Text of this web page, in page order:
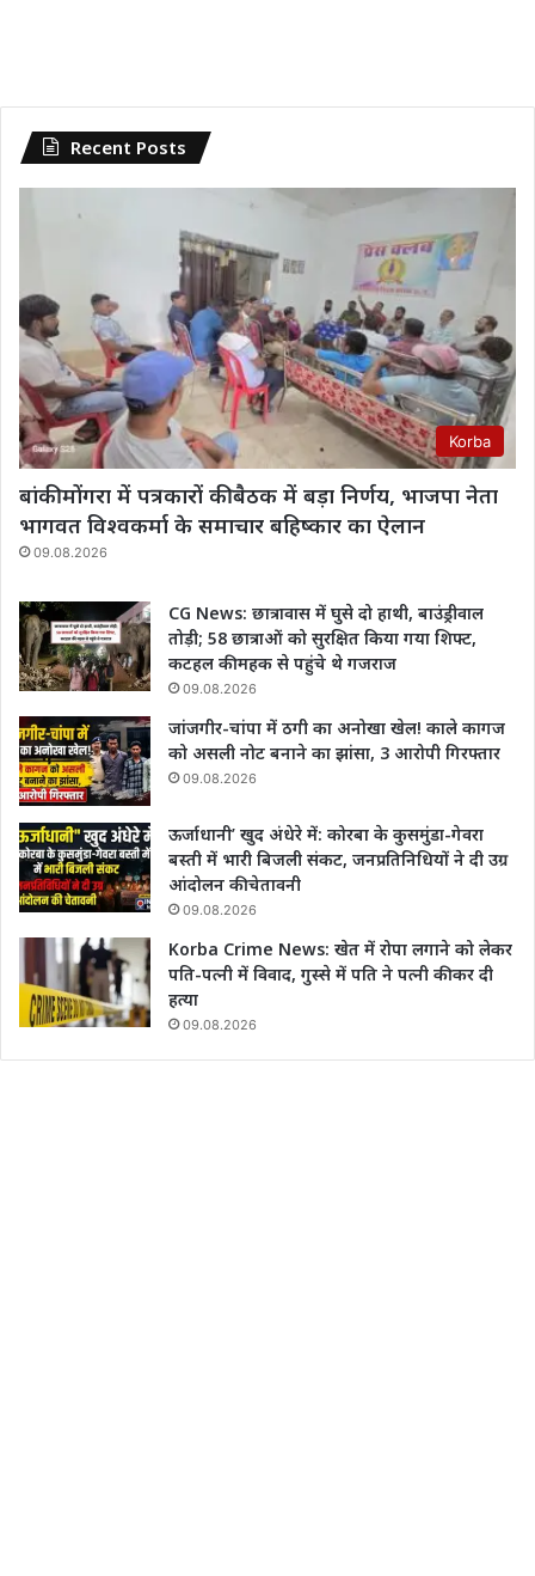
Recent Posts
Korba
बांकी मोंगरा में पत्रकारों की बैठक में बड़ा निर्णय, भाजपा नेता
भागवत विश्वकर्मा के समाचार बहिष्कार का ऐलान
09.08.2026
CG News: छात्रावास में घुसे दो हाथी, बाउंड्रीवाल
तोड़ी; 58 छात्राओं को सुरक्षित किया गया शिफ्ट,
कटहल की महक से पहुंचे थे गजराज
09.08.2026
जांजगीर-चांपा में ठगी का अनोखा खेल! काले कागज
को असली नोट बनाने का झांसा, 3 आरोपी गिरफ्तार
09.08.2026
ऊर्जाधानी’ खुद अंधेरे में: कोरबा के कुसमुंडा-गेवरा
बस्ती में भारी बिजली संकट, जनप्रतिनिधियों ने दी उग्र
आंदोलन की चेतावनी
09.08.2026
Korba Crime News: खेत में रोपा लगाने को लेकर
पति-पत्नी में विवाद, गुस्से में पति ने पत्नी की कर दी
हत्या
09.08.2026